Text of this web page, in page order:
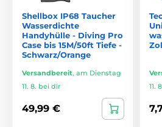
Shellbox IP68 Taucher
Wasserdichte
Handyhülle - Diving Pro
Case bis 15M/50ft Tiefe -
Schwarz/Orange
Versandbereit, am Dienstag
11. 8. bei dir
49,99 €
11.